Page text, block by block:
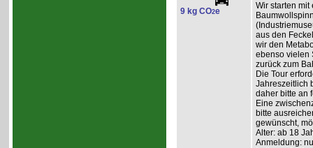
9 kg CO2e
Wir starten
aus den
wir den
ebenso vielen
zurück zum
Die Tour
Jahreszeitlich
daher bitte an
Eine
bitte
gewünscht,
Alter: ab 18
Anmeldung: